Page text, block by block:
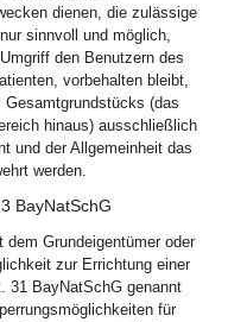
dienen, die zulässige
sinnvoll und möglich,
den Benutzern des
vorbehalten bleibt,
Gesamtgrundstücks (das
hinaus) ausschließlich
und der Allgemeinheit das
werden.
BayNatSchG
Grundeigentümer oder
zur Errichtung einer
31 BayNatSchG genannt
für